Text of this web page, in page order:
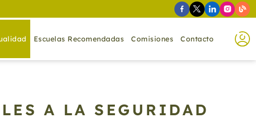
Escuelas Recomendadas Comisiones Contacto
A LA SEGURIDAD